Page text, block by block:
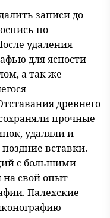
записи до
по
удаления
для ясности
а так же
древнего
прочные
удаляли и
вставки.
с большими
на свой опыт
Палехские